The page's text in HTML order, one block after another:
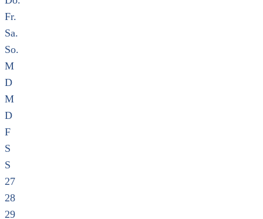
Fr.
Sa.
So.
M
D
M
D
F
S
S
27
28
29